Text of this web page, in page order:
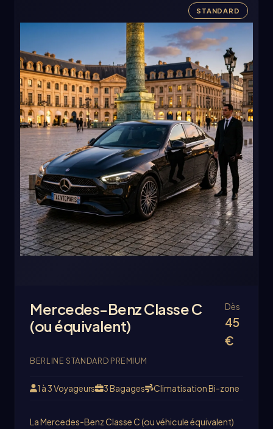
STANDARD
Mercedes-Benz Classe C
(ou équivalent)
Dès
45
€
BERLINE STANDARD PREMIUM
1 à 3 Voyageurs 3 Bagages Climatisation Bi-zone
La Mercedes-Benz Classe C (ou véhicule équivalent)